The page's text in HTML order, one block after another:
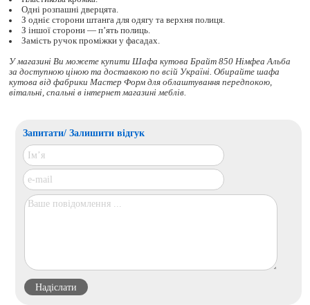
Одні розпашні дверцята.
З одніє сторони штанга для одягу та верхня полиця.
З іншої сторони — п’ять полиць.
Замість ручок проміжки у фасадах.
У магазині Ви можете купити Шафа кутова Брайт 850 Німфеа Альба
за доступною ціною та доставкою по всій Україні. Обирайте шафа
кутовавід фабрики Мастер Форм для облаштування передпокою,
вітальні, спальні в інтернет магазині меблів.
Запитати/ Залишити відгук